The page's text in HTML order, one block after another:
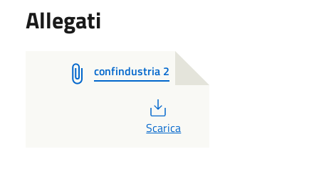
Allegati
confindustria 2
PDF
Scarica